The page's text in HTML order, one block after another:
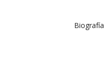
Biografía